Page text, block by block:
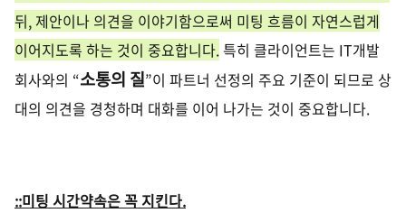
뒤, 제안이나 의견을 이야기함으로써 미팅 흐름이 자연스럽게
이어지도록 하는 것이 중요합니다.특히 클라이언트는 IT개발
회사와의 “소통의 질”이 파트너 선정의 주요 기준이 되므로 상
대의 의견을 경청하며 대화를 이어 나가는 것이 중요합니다.
::미팅 시간약속은 꼭 지킨다.